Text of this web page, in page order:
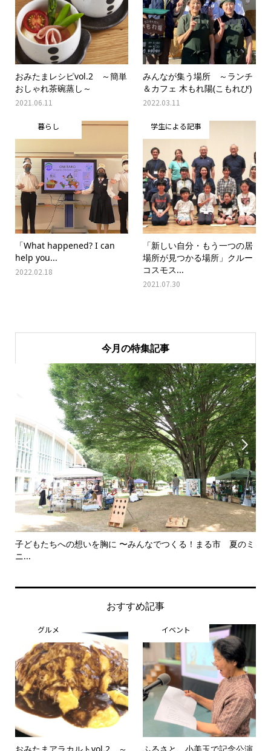
おみたまレシピvol.2 ～簡単
おしゃれ茶碗蒸し～
2021.06.11
みんなが集う場所 ～ランチ
＆カフェ 木もれ陽(こもれび)
2022.03.11
暮らし
「What happened? I can
help you...
2022.02.18
学生による記事
「新しい自分・もう一つの居
場所が見つかる場所」クルー
コスモス...
2021.07.30
今月の特集記事

子どもたちへの想いを胸に 〜みんなでつくる！まる市 夏のミ
ニ...

おすすめ記事
グルメ イベント